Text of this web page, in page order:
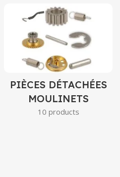
PIÈCES DÉTACHÉES
MOULINETS
10 products